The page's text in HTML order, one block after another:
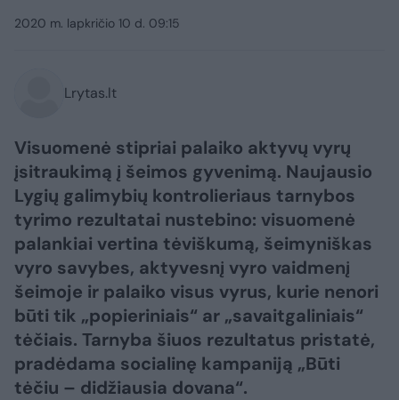
2020 m. lapkričio 10 d. 09:15
Lrytas.lt
Visuomenė stipriai palaiko aktyvų vyrų
įsitraukimą į šeimos gyvenimą. Naujausio
Lygių galimybių kontrolieriaus tarnybos
tyrimo rezultatai nustebino: visuomenė
palankiai vertina tėviškumą, šeimyniškas
vyro savybes, aktyvesnį vyro vaidmenį
šeimoje ir palaiko visus vyrus, kurie nenori
būti tik „popieriniais“ ar „savaitgaliniais“
tėčiais. Tarnyba šiuos rezultatus pristatė,
pradėdama socialinę kampaniją „Būti
tėčiu – didžiausia dovana“.